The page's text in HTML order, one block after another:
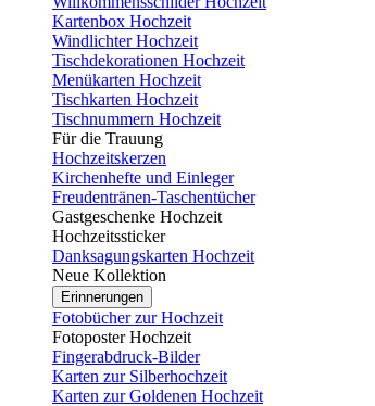
Kartenbox Hochzeit
Windlichter Hochzeit
Tischdekorationen Hochzeit
Menükarten Hochzeit
Tischkarten Hochzeit
Tischnummern Hochzeit
Für die Trauung
Hochzeitskerzen
Kirchenhefte und Einleger
Freudentränen-Taschentücher
Gastgeschenke Hochzeit
Hochzeitssticker
Danksagungskarten Hochzeit
Neue Kollektion
Erinnerungen
Fotobücher zur Hochzeit
Fotoposter Hochzeit
Fingerabdruck-Bilder
Karten zur Silberhochzeit
Karten zur Goldenen Hochzeit